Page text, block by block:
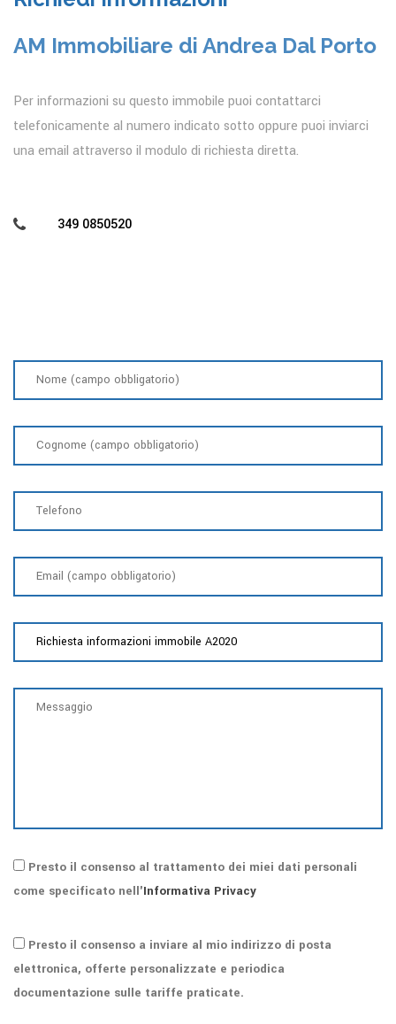
AM Immobiliare di Andrea Dal Porto
Per informazioni su questo immobile puoi contattarci
telefonicamente al numero indicato sotto oppure puoi inviarci
una email attraverso il modulo di richiesta diretta.
349 0850520
Presto il consenso al trattamento dei miei dati personali
come specificato nell'Informativa Privacy
Presto il consenso a inviare al mio indirizzo di posta
elettronica, offerte personalizzate e periodica
documentazione sulle tariffe praticate.